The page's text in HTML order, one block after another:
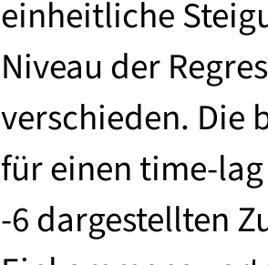
einheitliche
Niveau der
verschieden. Die
für einen time-
-6 dargestellten